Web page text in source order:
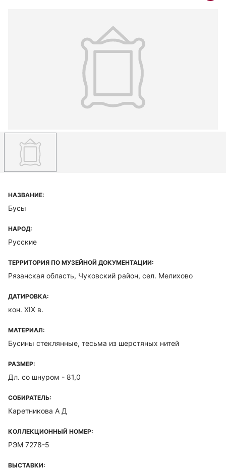
НАЗВАНИЕ:
Бусы
НАРОД:
Русские
ТЕРРИТОРИЯ ПО МУЗЕЙНОЙ ДОКУМЕНТАЦИИ:
Рязанская область, Чуковский район, сел. Мелихово
ДАТИРОВКА:
кон. XIX в.
МАТЕРИАЛ:
Бусины стеклянные, тесьма из шерстяных нитей
РАЗМЕР:
Дл. со шнуром - 81,0
СОБИРАТЕЛЬ:
Каретникова А Д
КОЛЛЕКЦИОННЫЙ НОМЕР:
РЭМ 7278-5
ВЫСТАВКИ: